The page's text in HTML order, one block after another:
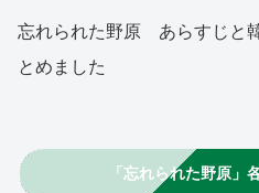
忘れられた野原 あらすじと
とめました
「忘れられた野原」